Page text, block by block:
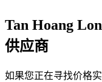
Tan Hoang
供应商
如果您正在寻找价格